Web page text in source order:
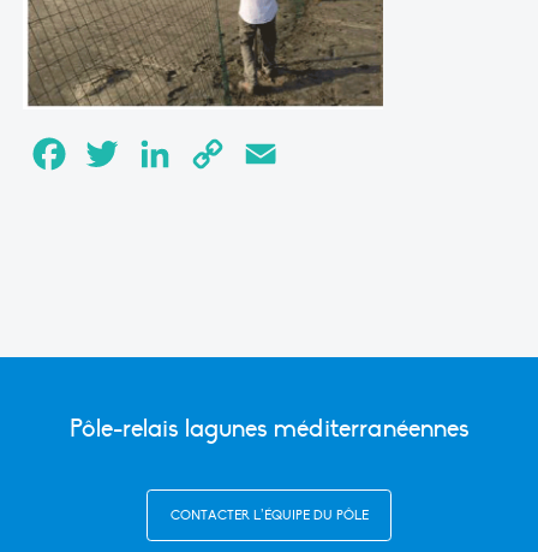
FacebookTwitter LinkedInCopy
Pôle-relais lagunes méditerranéennes
CONTACTER L’ÉQUIPE DU PÔLE